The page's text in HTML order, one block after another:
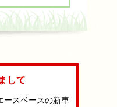
して
ースベースの新車